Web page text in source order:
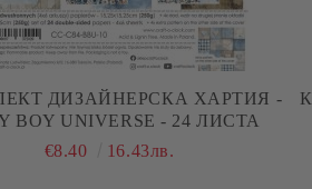
ДИЗАЙНЕРСКА ХАРТИЯ -
BOY UNIVERSE - 24 ЛИСТА
€8.40
16.43лв.